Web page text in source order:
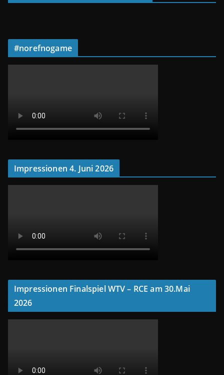
#norefnogame
Impressionen 4. Juni 2026
Impressionen Finalspiel WTV – RCE am 30.Mai
2026